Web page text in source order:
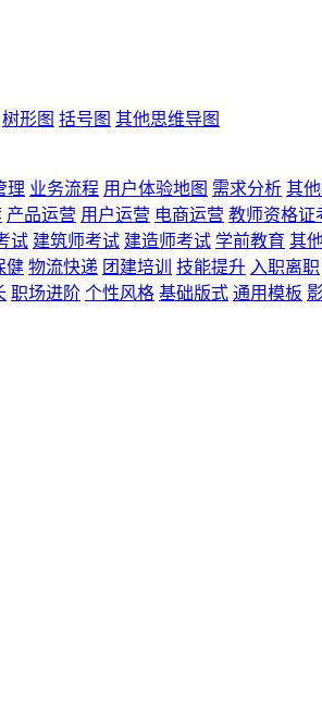
树形图 括号图 其他思维导图
理 业务流程 用户体验地图 需求分析 其
产品运营 用户运营 电商运营 教师资格证
试 建筑师考试 建造师考试 学前教育 其
健 物流快递 团建培训 技能提升 入职离职
职场进阶 个性风格 基础版式 通用模板